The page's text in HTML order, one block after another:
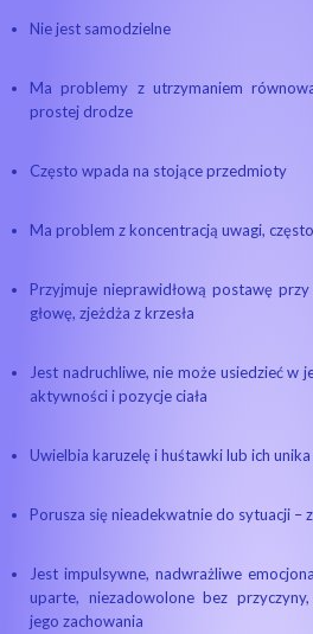
Nie jest samodzielne
Ma problemy z utrzymaniem
prostej drodze
Często wpada na stojące przedmioty
Ma problem z koncentracją uwagi,
Przyjmuje nieprawidłową postawę
głowę, zjeżdża z krzesła
Jest nadruchliwe, nie może usiedzieć w
aktywności i pozycje ciała
Uwielbia karuzelę i huśtawki lub ich unika
Porusza się nieadekwatnie do sytuacji
Jest impulsywne, nadwrażliwe
uparte, niezadowolone bez
jego zachowania